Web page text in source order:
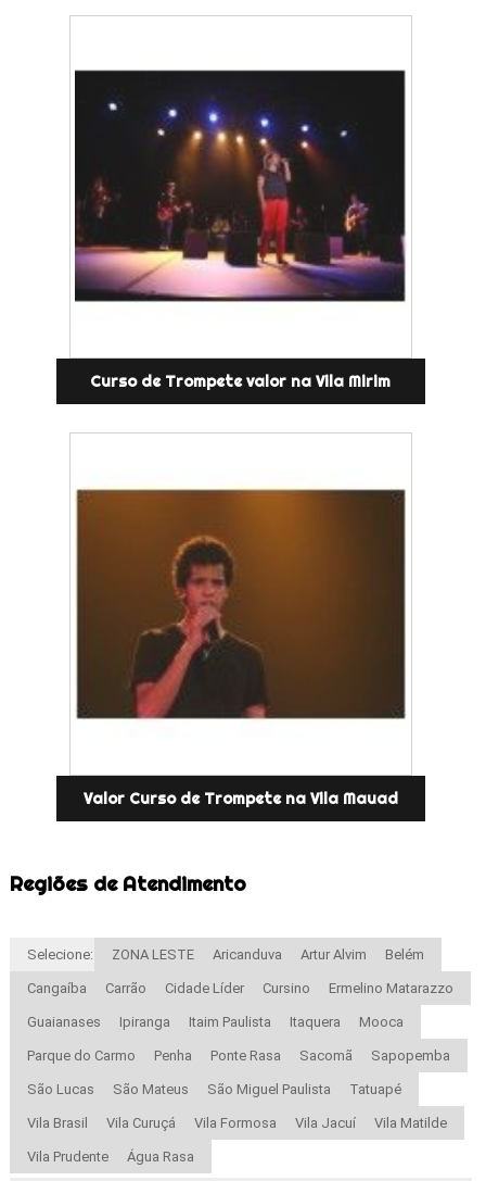
Curso de Trompete valor na Vila Mirim
Valor Curso de Trompete na Vila Mauad
Regiões de Atendimento
Selecione: ZONA LESTE Aricanduva Artur Alvim Belém
Cangaíba Carrão Cidade Líder Cursino Ermelino Matarazzo
Guaianases Ipiranga Itaim Paulista Itaquera Mooca
Parque do Carmo Penha Ponte Rasa Sacomã Sapopemba
São Lucas São Mateus São Miguel Paulista Tatuapé
Vila Brasil Vila Curuçá Vila Formosa Vila Jacuí Vila Matilde
Vila Prudente Água Rasa